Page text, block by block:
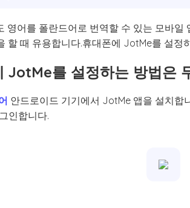
영어를 폴란드어로 번역할 수 있는 모바
할 때 유용합니다.휴대폰에 JotMe를 설정
JotMe를 설정하는 방법은
안드로이드 기기에서 JotMe 앱을 설치합
인합니다.